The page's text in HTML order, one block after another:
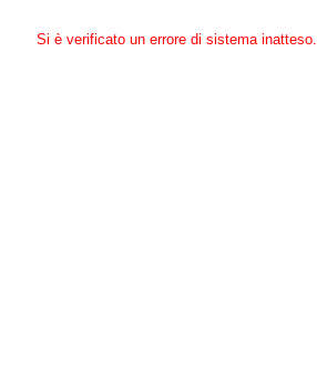
Si è verificato un errore di sistema inatteso.